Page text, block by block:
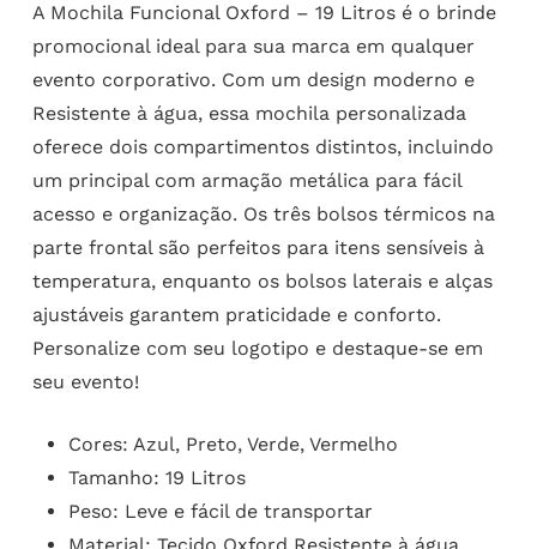
A Mochila Funcional Oxford – 19 Litros é o brinde
promocional ideal para sua marca em qualquer
evento corporativo. Com um design moderno e
Resistente à água, essa mochila personalizada
oferece dois compartimentos distintos, incluindo
um principal com armação metálica para fácil
acesso e organização. Os três bolsos térmicos na
parte frontal são perfeitos para itens sensíveis à
temperatura, enquanto os bolsos laterais e alças
ajustáveis garantem praticidade e conforto.
Personalize com seu logotipo e destaque-se em
seu evento!
Cores: Azul, Preto, Verde, Vermelho
Tamanho: 19 Litros
Peso: Leve e fácil de transportar